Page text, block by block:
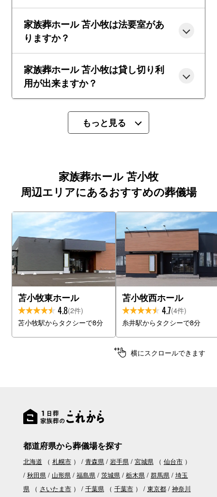
家族葬ホール 苫小牧は法要室があ
りますか？
家族葬ホール 苫小牧は貸し切り利
用が出来ますか？
もっと見る
家族葬ホール 苫小牧
周辺エリアにあるおすすめの葬儀場
苫小牧東ホール
4.8(2件)
苫小牧駅からタクシーで8分
苫小牧西ホール
4.7(4件)
糸井駅からタクシーで8分
横にスクロールできます
都道府県から葬儀場を探す
北海道 （ 札幌市） 青森県 岩手県 宮城県（ 仙台市）
秋田県
山形県 福島県 茨城県 栃木県 群馬県
埼玉
県（ さいたま市） 千葉県（ 千葉市） 東京都
神奈川